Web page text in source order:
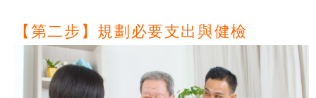
【第二步】規劃必要支出與健檢